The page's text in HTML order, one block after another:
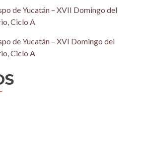
de Yucatán – XVII Domingo del
Ciclo A
de Yucatán – XVI Domingo del
Ciclo A